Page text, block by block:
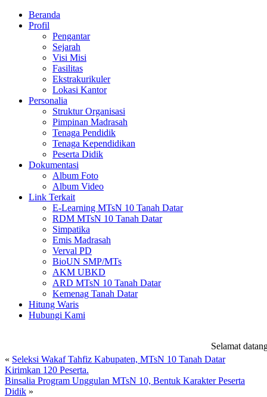
Beranda
Profil
Pengantar
Sejarah
Visi Misi
Fasilitas
Ekstrakurikuler
Lokasi Kantor
Personalia
Struktur Organisasi
Pimpinan Madrasah
Tenaga Pendidik
Tenaga Kependidikan
Peserta Didik
Dokumentasi
Album Foto
Album Video
Link Terkait
E-Learning MTsN 10 Tanah Datar
RDM MTsN 10 Tanah Datar
Simpatika
Emis Madrasah
Verval PD
BioUN SMP/MTs
AKM UBKD
ARD MTsN 10 Tanah Datar
Kemenag Tanah Datar
Hitung Waris
Hubungi Kami
Selamat datang
« Seleksi Wakaf Tahfiz Kabupaten, MTsN 10 Tanah Datar
Kirimkan 120 Peserta.
Binsalia Program Unggulan MTsN 10, Bentuk Karakter Peserta
Didik »